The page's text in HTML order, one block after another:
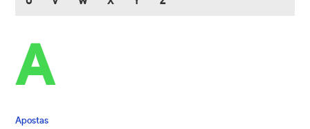
A
Apostas